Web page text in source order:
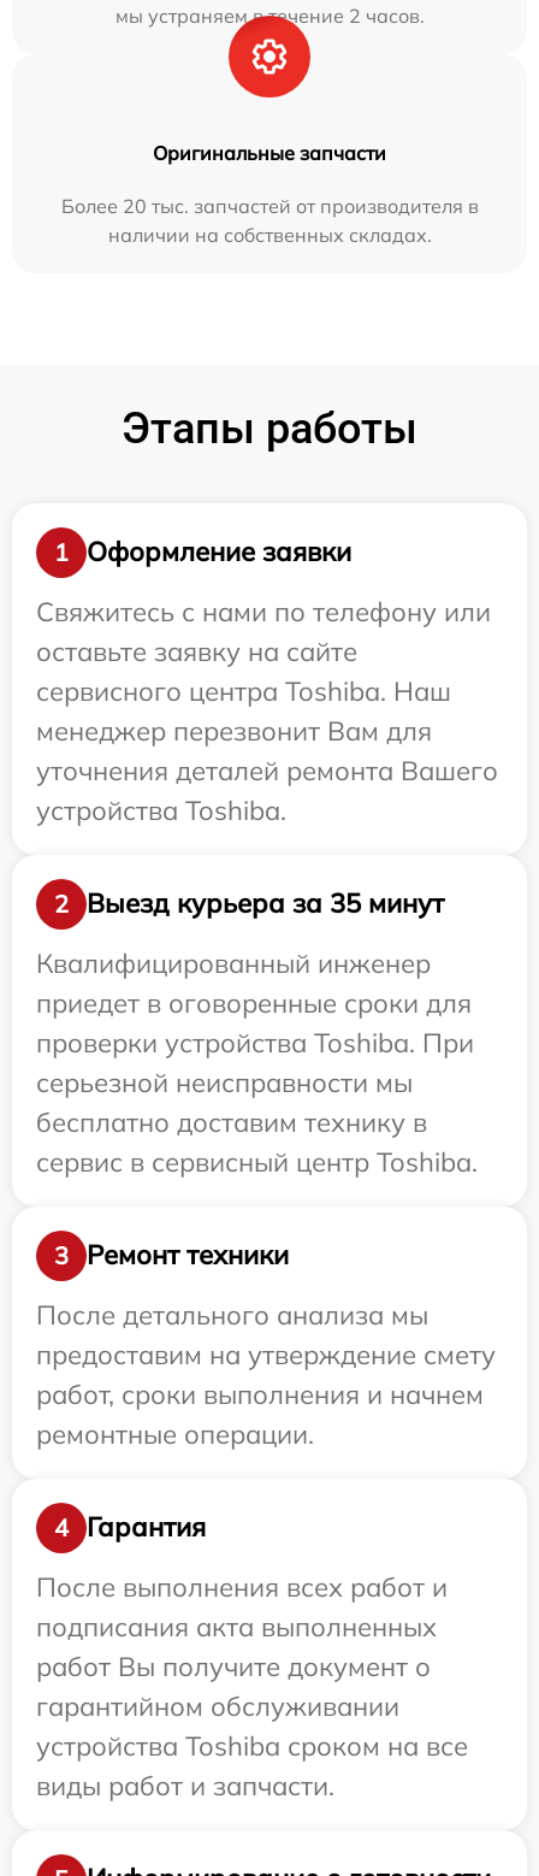
мы устраняем в течение 2 часов.
Оригинальные запчасти
Более 20 тыс. запчастей от производителя в
наличии на собственных складах.
Этапы работы
1
Оформление заявки
Свяжитесь с нами по телефону или
оставьте заявку на сайте
сервисного центра Toshiba. Наш
менеджер перезвонит Вам для
уточнения деталей ремонта Вашего
устройства Toshiba.
2
Выезд курьера за 35 минут
Квалифицированный инженер
приедет в оговоренные сроки для
проверки устройства Toshiba. При
серьезной неисправности мы
бесплатно доставим технику в
сервис в сервисный центр Toshiba.
3
Ремонт техники
После детального анализа мы
предоставим на утверждение смету
работ, сроки выполнения и начнем
ремонтные операции.
4
Гарантия
После выполнения всех работ и
подписания акта выполненных
работ Вы получите документ о
гарантийном обслуживании
устройства Toshiba сроком на все
виды работ и запчасти.